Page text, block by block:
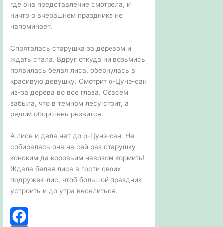
где она представление смотрела, и
ничто о вчерашнем празднике не
напоминает.
Спряталась старушка за деревом и
ждать стала. Вдруг откуда ни возьмись
появилась белая лиса, обернулась в
красивую девушку. Смотрит о-Цунэ-сан
из-за дерева во все глаза. Совсем
забыла, что в темном лесу стоит, а
рядом оборотень резвится.
А лисе и дела нет до о-Цунэ-сан. Не
собиралась она на сей раз старушку
конским да коровьим навозом кормить!
Ждала белая лиса в гости своих
подружек-лис, чтоб большой праздник
устроить и до утра веселиться.